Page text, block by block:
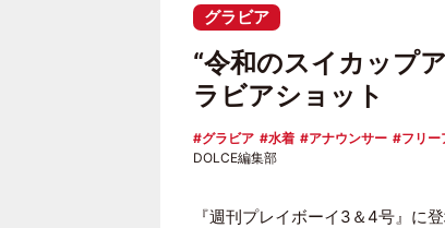
グラビア
“令和のスイカップ
ラビアショット
グラビア 水着 アナウンサー フリー
DOLCE編集部
『週刊プレイボーイ3＆4号』に